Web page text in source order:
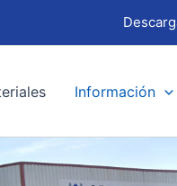
Información